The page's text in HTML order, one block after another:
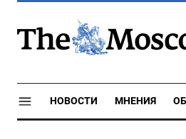
НОВОСТИ МНЕНИЯ